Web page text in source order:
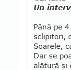
Un
Până pe
sclipitori,
Soarele,
Dar se
alătură şi